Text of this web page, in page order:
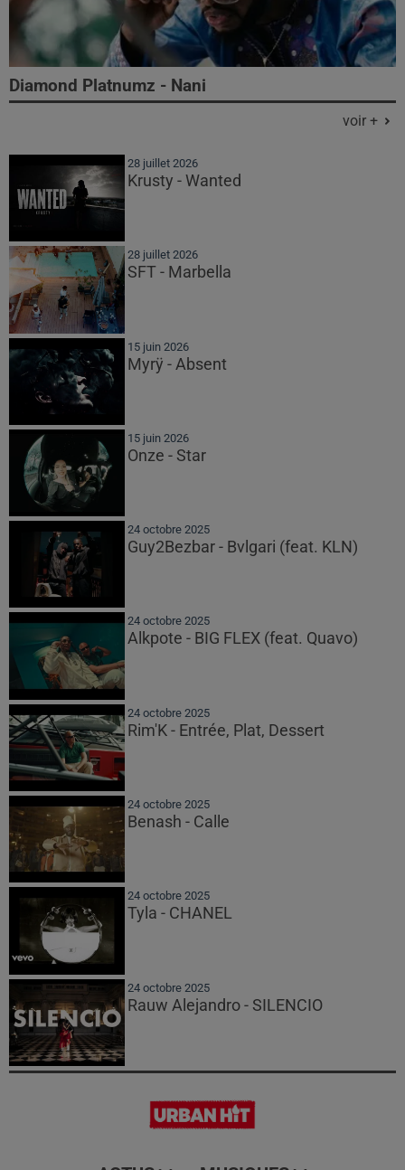
Diamond Platnumz - Nani
voir +
28 juillet 2026
Krusty - Wanted
28 juillet 2026
SFT - Marbella
15 juin 2026
Myrÿ - Absent
15 juin 2026
Onze - Star
24 octobre 2025
Guy2Bezbar - Bvlgari (feat. KLN)
24 octobre 2025
Alkpote - BIG FLEX (feat. Quavo)
24 octobre 2025
Rim'K - Entrée, Plat, Dessert
24 octobre 2025
Benash - Calle
24 octobre 2025
Tyla - CHANEL
24 octobre 2025
Rauw Alejandro - SILENCIO